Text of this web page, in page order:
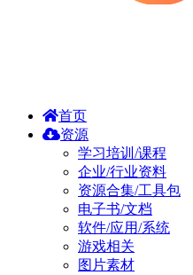
首页
资源
学习培训/课程
企业/行业资料
资源合集/工具包
电子书/文档
软件/应用/系统
游戏相关
图片素材